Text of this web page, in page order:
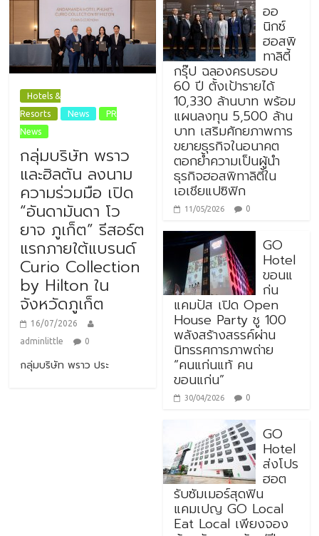
Hotels &
Resorts
News
PR
News
กลุ่มบริษัท พราว
และฮิลตัน ลงนาม
ความร่วมมือ เปิด
“อันดามันดา โว
ยาจ ภูเก็ต” รีสอร์ต
แรกภายใต้แบรนด์
Curio Collection
by Hilton ใน
จังหวัดภูเก็ต
16/07/2026
adminlittle
0
กลุ่มบริษัท พราว ประ
ออ
นิกซ์
ฮอสพิ
ทาลิตี้
กรุ๊ป ฉลองครบรอบ
60 ปี ตั้งเป้ารายได้
10,330 ล้านบาท พร้อม
แผนลงทุน 5,500 ล้าน
บาท เสริมศักยภาพการ
ขยายธุรกิจในอนาคต
ตอกย้ำความเป็นผู้นำ
ธุรกิจฮอสพิทาลิตี้ใน
เอเชียแปซิฟิก
11/05/2026 0
GO
Hotel
ขอนแ
ก่น
แคมปัส เปิด Open
House Party ชู 100
พลังสร้างสรรค์ผ่าน
นิทรรศการภาพถ่าย
“คนแก่นแท้ คน
ขอนแก่น”
30/04/2026 0
GO
Hotel
ส่งโปร
ฮอต
รับซัมเมอร์สุดฟิน
แคมเปญ GO Local
Eat Local เพียงจอง